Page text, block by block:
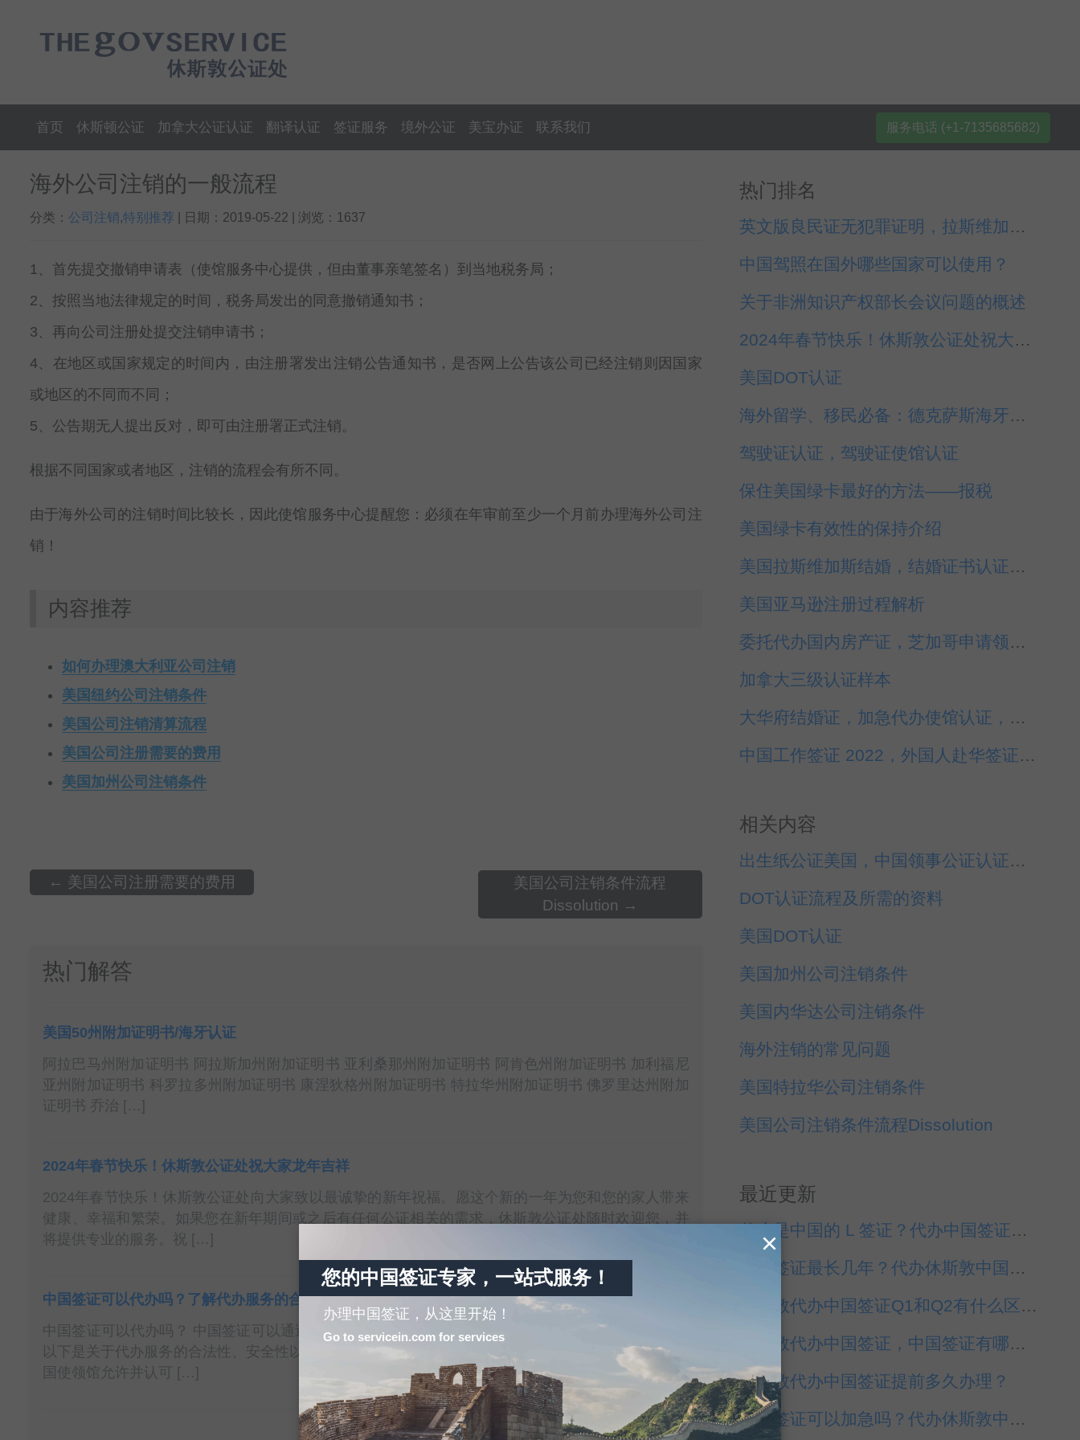
首页 休斯顿公证 加拿大公证认证 翻译认证 签证服务 境外公证 美宝办证 联系我们 服务电话 (+1-7135685682)
海外公司注销的一般流程
分类： 公司注销,特别推荐 | 日期：2019-05-22 | 浏览：1637
1、首先提交撤销申请表（使馆服务中心提供，但由董事亲笔签名）到当地税务局；
2、按照当地法律规定的时间，税务局发出的同意撤销通知书；
3、再向公司注册处提交注销申请书；
4、在地区或国家规定的时间内，由注册署发出注销公告通知书，是否网上公告该公司已经注销则因国家
或地区的不同而不同；
5、公告期无人提出反对，即可由注册署正式注销。
根据不同国家或者地区，注销的流程会有所不同。
由于海外公司的注销时间比较长，因此使馆服务中心提醒您：必须在年审前至少一个月前办理海外公司注
销！
内容推荐
如何办理澳大利亚公司注销
美国纽约公司注销条件
美国公司注销清算流程
美国公司注册需要的费用
美国加州公司注销条件
← 美国公司注册需要的费用
美国公司注销条件流程
Dissolution →
热门解答
美国50州附加证明书/海牙认证
阿拉巴马州附加证明书 阿拉斯加州附加证明书 亚利桑那州附加证明书 阿肯色州附加证明书 加利福尼
亚州附加证明书 科罗拉多州附加证明书 康涅狄格州附加证明书 特拉华州附加证明书 佛罗里达州附加
证明书 乔治 […]
2024年春节快乐！休斯敦公证处祝大家龙年吉祥
2024年春节快乐！休斯敦公证处向大家致以最诚挚的新年祝福。愿这个新的一年为您和您的家人带来
健康、幸福和繁荣。如果您在新年期间或之后有任何公证相关的需求，休斯敦公证处随时欢迎您，并
将提供专业的服务。祝 […]
中国签证可以代办吗？了解代办服务的合法性和安全性
中国签证可以代办吗？ 中国签证可以通过代理办理，包括个人代理、旅行社或专门的签证代办机构。
以下是关于代办服务的合法性、安全性以及相关注意事项的概述： 代办服务的合法性： 许多国家的中
国使领馆允许并认可 […]
查看其它
热门排名
英文版良民证无犯罪证明，拉斯维加斯领公证事认证
中国驾照在国外哪些国家可以使用？
关于非洲知识产权部长会议问题的概述
2024年春节快乐！休斯敦公证处祝大家龙年吉祥
美国DOT认证
海外留学、移民必备：德克萨斯海牙认证指南
驾驶证认证，驾驶证使馆认证
保住美国绿卡最好的方法——报税
美国绿卡有效性的保持介绍
美国拉斯维加斯结婚，结婚证书认证代办
美国亚马逊注册过程解析
委托代办国内房产证，芝加哥申请领事认证
加拿大三级认证样本
大华府结婚证，加急代办使馆认证，国务院认证
中国工作签证 2022，外国人赴华签证最新安排
相关内容
出生纸公证美国，中国领事公证认证出生证
DOT认证流程及所需的资料
美国DOT认证
美国加州公司注销条件
美国内华达公司注销条件
海外注销的常见问题
美国特拉华公司注销条件
美国公司注销条件流程Dissolution
最近更新
什么是中国的 L 签证？代办中国签证休斯敦
中国签证最长几年？代办休斯敦中国签证
休斯敦代办中国签证Q1和Q2有什么区别？
休斯敦代办中国签证，中国签证有哪几种？
休斯敦代办中国签证提前多久办理？
中国签证可以加急吗？代办休斯敦中国签证
您的中国签证专家，一站式服务！
办理中国签证，从这里开始！
×
Go to servicein.com for services